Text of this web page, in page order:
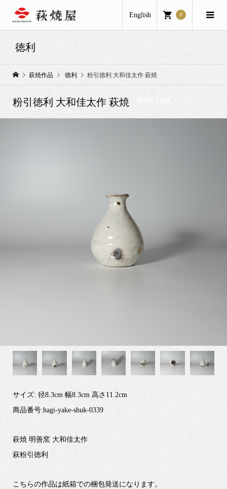
English 0
徳利
萩焼作品 徳利 粉引徳利 大和佳太作 萩焼
粉引徳利 大和佳太作 萩焼
サイズ: 径8.3cm 幅8.3cm 高さ11.2cm
商品番号:hagi-yake-shuk-0339
萩焼 明善窯 大和佳太作
萩粉引徳利
こちらの作品は紙箱での梱包発送になります。